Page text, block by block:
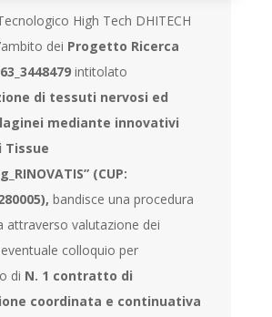
High Tech DHITECH
dei Progetto Ricerca
intitolato
di tessuti nervosi ed
mediante innovativi
Tissue
(CUP:
bandisce una procedura
attraverso valutazione dei
colloquio per
di N. 1 contratto di
coordinata e continuativa